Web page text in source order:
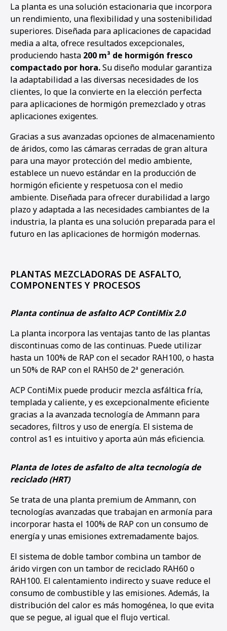
La planta es una solución estacionaria que incorpora
un rendimiento, una flexibilidad y una sostenibilidad
superiores. Diseñada para aplicaciones de capacidad
media a alta, ofrece resultados excepcionales,
produciendo hasta 200 m³ de hormigón fresco
compactado por hora.Su diseño modular garantiza
la adaptabilidad a las diversas necesidades de los
clientes, lo que la convierte en la elección perfecta
para aplicaciones de hormigón premezclado y otras
aplicaciones exigentes.
Gracias a sus avanzadas opciones de almacenamiento
de áridos, como las cámaras cerradas de gran altura
para una mayor protección del medio ambiente,
establece un nuevo estándar en la producción de
hormigón eficiente y respetuosa con el medio
ambiente. Diseñada para ofrecer durabilidad a largo
plazo y adaptada a las necesidades cambiantes de la
industria, la planta es una solución preparada para el
futuro en las aplicaciones de hormigón modernas.
PLANTAS MEZCLADORAS DE ASFALTO,
COMPONENTES Y PROCESOS
Planta continua de asfalto ACP ContiMix 2.0
La planta incorpora las ventajas tanto de las plantas
discontinuas como de las continuas. Puede utilizar
hasta un 100% de RAP con el secador RAH100, o hasta
un 50% de RAP con el RAH50 de2ª generación.
ACP ContiMix puede producir mezcla asfáltica fría,
templada y caliente, y es excepcionalmente eficiente
gracias a la avanzada tecnología de Ammann para
secadores, filtros y uso de energía. El sistema de
control as1 es intuitivo y aporta aún más eficiencia.
Planta de lotes de asfalto de alta tecnología de
reciclado (HRT)
Se trata de una planta premium de Ammann, con
tecnologías avanzadas que trabajan en armonía para
incorporar hasta el 100% de RAP con un consumo de
energía y unas emisiones extremadamente bajos.
El sistema de doble tambor combina un tambor de
árido virgen con un tambor de reciclado RAH60 o
RAH100. El calentamiento indirecto y suave reduce el
consumo de combustible y las emisiones. Además, la
distribución del calor es más homogénea, lo que evita
que se pegue, al igual que el flujo vertical.